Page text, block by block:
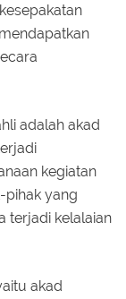
adalah akad
kegiatan
pihak yang
terjadi kelalaian
akad